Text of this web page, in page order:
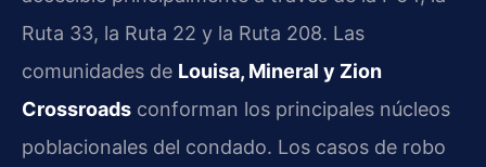
Ruta 33, la Ruta 22 y la Ruta 208. Las
comunidades de Louisa, Mineral y Zion
Crossroads conforman los principales núcleos
poblacionales del condado. Los casos de robo